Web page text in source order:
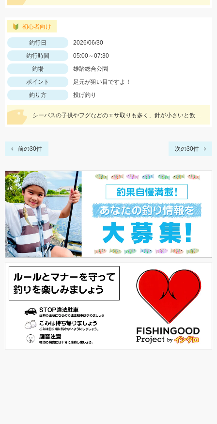
初心者向け
釣行日
2026/06/30
釣行時間
05:00～07:30
釣場
雄踏総合公園
ポイント
足元が狙い目ですよ！
釣り方
投げ釣り
シーバスの子供やフグなどのエサ取りも多く、針が小さいと飲み込まれやすいです。予備の仕掛けや針外しを忘れずに持っていくと良いですよ。
前の30件 次の30件